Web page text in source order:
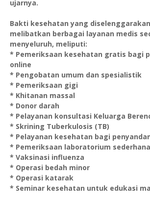
ujarnya.
Bakti kesehatan yang diselenggarakan
melibatkan berbagai layanan medis
menyeluruh, meliputi:
* Pemeriksaan kesehatan gratis bagi
online
* Pengobatan umum dan spesialistik
* Pemeriksaan gigi
* Khitanan massal
* Donor darah
* Pelayanan konsultasi Keluarga
* Skrining Tuberkulosis (TB)
* Pelayanan kesehatan bagi
* Pemeriksaan laboratorium sederhana
* Vaksinasi influenza
* Operasi bedah minor
* Operasi katarak
* Seminar kesehatan untuk edukasi